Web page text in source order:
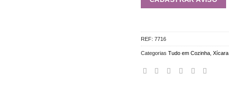
REF: 7716
Categorias Tudo em Cozinha, Xícara